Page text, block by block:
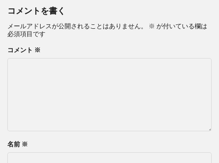
コメントを書く
メールアドレスが公開されることはありません。 ※ が付いている欄は
必須項目です
コメント ※
名前 ※